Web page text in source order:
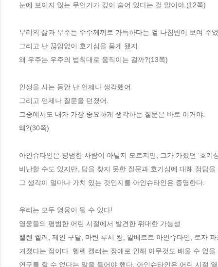
눈에 보이지 않는 무언가가 깊이 숨어 있다는 걸 말이야.(12쪽)
우리의 삶과 우주는 수수께끼로 가득하다는 걸 나침반이 보여 주
그리고 난 끊임없이 호기심을 품게 됐지.
왜 우주는 우주의 법칙대로 움직이는 걸까?(13쪽)
인생을 사는 동안 난 언제나 생각했어.
그리고 언제나 질문을 던졌어.
그중에서도 내가 가장 중요하게 생각하는 질문은 바로 이거야.
왜?(30쪽)
아인슈타인은 평범한 사람이 아닐지 모르지만, 그가 가졌던 ‘호기
비난할 수도 있지만, 답을 찾지 못한 질문과 호기심에 대해 정답
그 생각이 얼마나 가치 있는 것인지를 아인슈타인은 증명한다.
우리는 모두 영웅이 될 수 있다!
영웅들의 평범한 어린 시절에서 발견한 위대한 가능성
헬렌 켈러, 제인 구달, 마틴 루서 킹, 알베르트 아인슈타인, 로자
겨졌다는 점이다. 헬렌 켈러는 장애로 인해 아무것도 배울 수 없
연구를 할 수 없다는 말을 들어야 했다. 아인슈타인은 어린 시절